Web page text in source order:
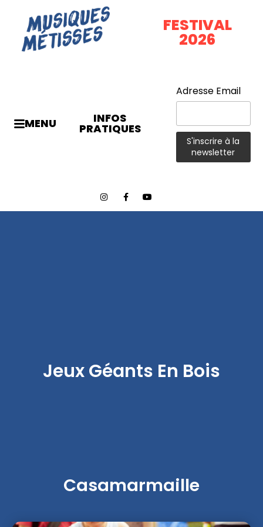
FESTIVAL
2026
MENU INFOS
PRATIQUES
Adresse Email
Jeux Géants En Bois
Casamarmaille